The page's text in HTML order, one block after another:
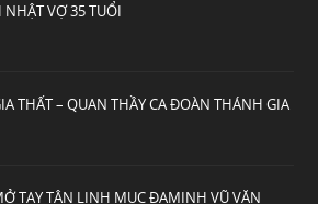
VỢ 35 TUỔI
THẤT – QUAN THẦY CA ĐOÀN THÁNH GIA
TAY TÂN LINH MỤC ĐAMINH VŨ VĂN